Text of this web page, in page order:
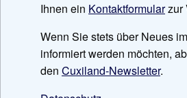
Ihnen ein Kontaktformularzur
Wenn Sie stets über Neues
informiert werden möchten,
den Cuxiland-Newsletter.